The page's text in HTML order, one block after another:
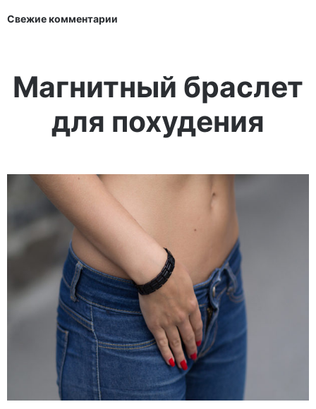
Магнитный браслет
для похудения
Свежие комментарии